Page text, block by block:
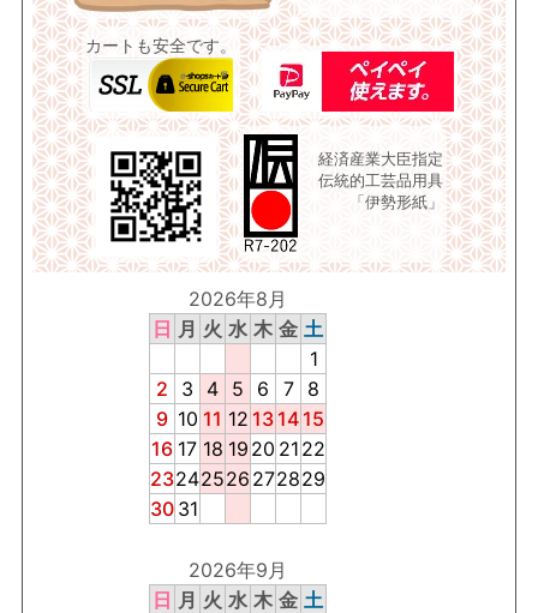
カートも安全です。
経済産業大臣指定
伝統的工芸品用具
「伊勢形紙」
2026年8月
日 月 火 水 木 金 土
1
2
3 4 5 6 7
8
9 10 11 12 13 14 15
16 17 18 19 20 21 22
23242526 272829
30 31
2026年9月
日 月 火 水 木 金 土